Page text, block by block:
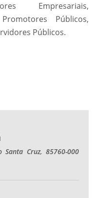
Empresariais,
Públicos,
Públicos.
Cruz, 85760-000